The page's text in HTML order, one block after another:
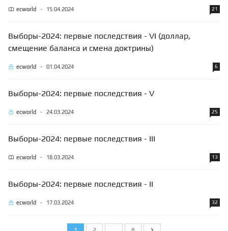
ecworld - 15.04.2024 21
Выборы-2024: первые последствия - VI (доллар,
смещение баланса и смена доктрины)
ecworld - 01.04.2024 6
Выборы-2024: первые последствия - V
ecworld - 24.03.2024 25
Выборы-2024: первые последствия - III
ecworld - 18.03.2024 13
Выборы-2024: первые последствия - II
ecworld - 17.03.2024 32